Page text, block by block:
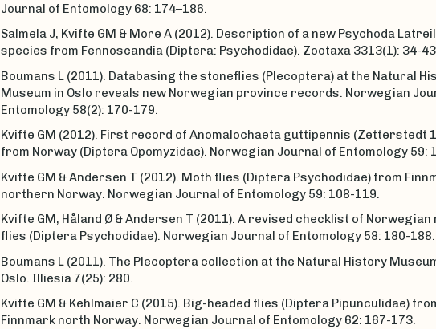
Journal of Entomology 68: 174–186.
Salmela J, Kvifte GM & More A (2012). Description of a new Psychoda
species from Fennoscandia (Diptera: Psychodidae). Zootaxa 3313(1): 34-
Boumans L (2011). Databasing the stoneflies (Plecoptera) at the Natural
Museum in Oslo reveals new Norwegian province records. Norwegian
Entomology 58(2): 170-179.
Kvifte GM (2012). First record of Anomalochaeta guttipennis (Zetterstedt
from Norway (Diptera Opomyzidae). Norwegian Journal of Entomology 59:
Kvifte GM & Andersen T (2012). Moth flies (Diptera Psychodidae) from
northern Norway. Norwegian Journal of Entomology 59: 108-119.
Kvifte GM, Håland Ø & Andersen T (2011). A revised checklist of Norwegian
flies (Diptera Psychodidae). Norwegian Journal of Entomology 58: 180-188.
Boumans L (2011). The Plecoptera collection at the Natural History
Oslo. Illiesia 7(25): 280.
Kvifte GM & Kehlmaier C (2015). Big-headed flies (Diptera Pipunculidae)
Finnmark north Norway. Norwegian Journal of Entomology 62: 167-173.